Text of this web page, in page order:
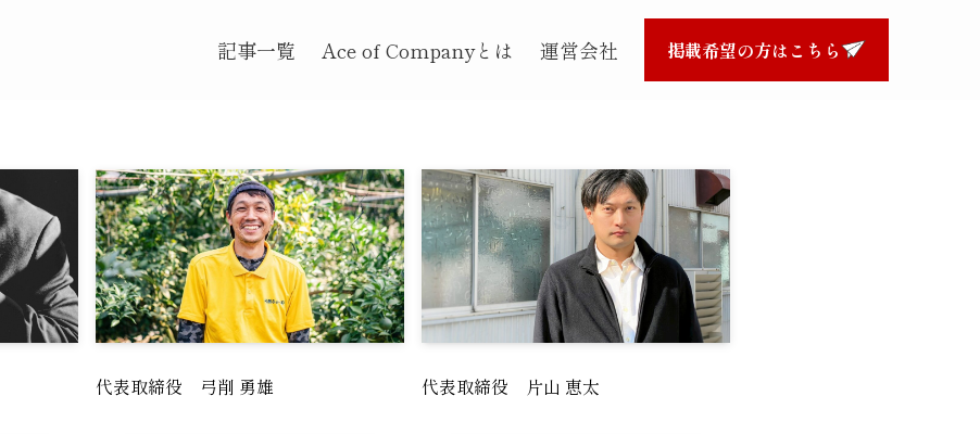
記事一覧 Ace of Companyとは 運営会社 掲載希望の方はこちら
代表取締役 弓削 勇雄 代表取締役 片山 恵太